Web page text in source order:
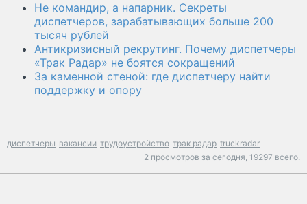
Не командир, а напарник. Секреты
диспетчеров, зарабатывающих больше 200
тысяч рублей
Антикризисный рекрутинг. Почему диспетчеры
«Трак Радар» не боятся сокращений
За каменной стеной: где диспетчеру найти
поддержку и опору
диспетчеры вакансии трудоустройство трак радар truckradar
2 просмотров за сегодня, 19297 всего.